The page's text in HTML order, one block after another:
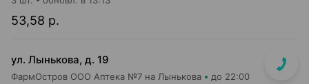
53,58 р.
ул. Лынькова, д. 19
ФармОстров ООО Аптека №7 на Лынькова до 22:00